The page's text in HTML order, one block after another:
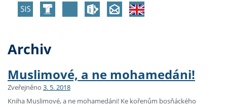
Archiv
Muslimové, a ne mohamedáni!
Zveřejněno 3. 5. 2018
Kniha Muslimové, a ne mohamedáni! Ke kořenům bosňáckého